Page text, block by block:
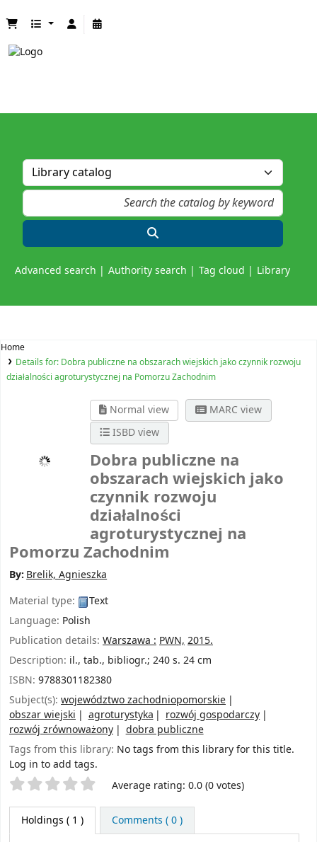
Advanced search Authority search Tag cloud Library
Home
Details for: Dobra publiczne na obszarach wiejskich jako czynnik rozwoju
działalności agroturystycznej na Pomorzu Zachodnim
Normal view
MARC view
ISBD view
Dobra publiczne na
obszarach wiejskich jako
czynnik rozwoju
działalności
agroturystycznej na
Pomorzu Zachodnim
By: Brelik, Agnieszka
Material type:
Text
Language: Polish
Publication details: Warszawa :PWN,2015.
Description: il., tab., bibliogr.; 240 s. 24 cm
ISBN: 9788301182380
Subject(s): województwo zachodniopomorskie
obszar wiejski
agroturystyka
rozwój gospodarczy
rozwój zrównoważony
dobra publiczne
Tags from this library: No tags from this library for this title.
Log in to add tags.
Star ratings Average rating: 0.0 (0 votes)
Holdings ( 1 ) Comments ( 0 )